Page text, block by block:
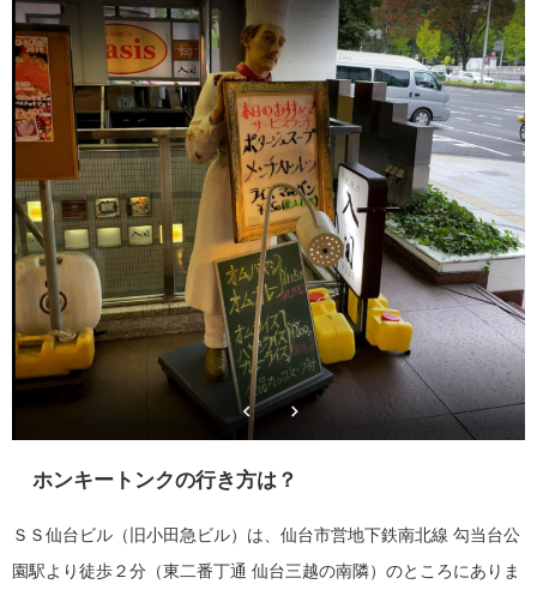
ホンキートンクの行き方は？
ＳＳ仙台ビル（旧小田急ビル）は、仙台市営地下鉄南北線 勾当台公
園駅より徒歩２分（東二番丁通 仙台三越の南隣）のところにありま